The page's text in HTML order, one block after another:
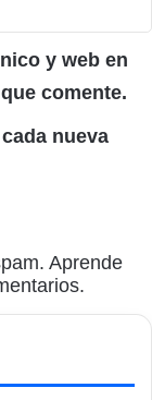
y web en
comente.
nueva
Aprende